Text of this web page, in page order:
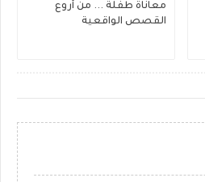
معاناة طفلة ... من أروع
القصص الواقعية